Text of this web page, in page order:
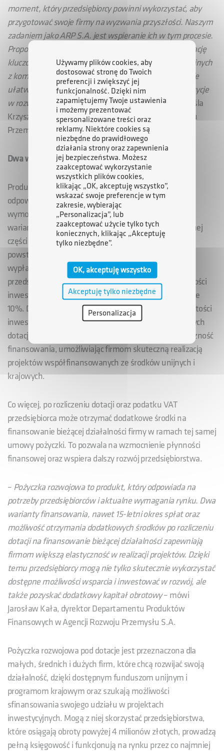
moment, który przedsiębiorcy powinni wykorzystać, aby
przygotować swoje firmy na wyzwania przyszłości. Naszym
zadaniem jako ARP S.A. jest wspieranie ich w tym procesie.
Proponujemy rozwiązanie, które ułatwi firmom realizację
kluczowych dla konkurencyjności projektów inwestycyjnych
z komponentem dotacyjnym. W ten sposób skutecznie
ułatwiamy przedsiębiorstwom różnej wielkości inwestycje
w rozwój oraz adaptację do zmian rynkowych- podkreśla
Krzysztof Telega, Wiceprezes Zarządu Agencji Rozwoju
Przemysłu S.A.
Dwa warianty finansowania dla większej elastyczności
Produkt dostępny jest w dwóch wariantach, które
odpowiadają na różne potrzeby przedsiębiorców oraz
wymogi konkretnych programów wsparcia. Pierwszy
wariant pozwala na sfinansowanie zarówno wymaganej
części własnej, jak i części dotacyjnej. To rozwiązanie
powstało z myślą o projektach, w których dotacja jest
wypłacana po zakończeniu inwestycji. Dzięki temu
przedsiębiorcy mogą sfinansować nawet do 90% wartości
inwestycji brutto, a minimalny wkład własny to jedynie
10%. Drugi wariant zakłada finansowanie do 90% wartości
inwestycji brutto pomniejszone o wysokość otrzymanych
dotacji zaliczkowych. Oba warianty zapewniają elastyczność
finansowania, umożliwiając firmom skuteczną realizacją
projektów współfinansowanych ze środków unijnych i
krajowych.
Co więcej, po rozliczeniu dotacji oraz podatku VAT
przedsiębiorca może otrzymać dodatkowe środki na
finansowanie bieżącej działalności firmy w ramach tej samej
umowy pożyczki. To pozwala na wzmocnienie płynności
finansowej oraz wspiera dalszy rozwój przedsiębiorstwa.
– Pożyczka rozwojowa to produkt, który odpowiada na
potrzeby przedsiębiorców i aktualne wymagania rynku. Dwa
warianty finansowania, nawet 15-letni okres spłat oraz
możliwość otrzymania dodatkowych środków po rozliczeniu
dotacji na finansowanie bieżącej działalności zapewniają
firmom większą elastyczność w realizacji projektów. Dzięki
temu przedsiębiorcy mogą nie tylko skutecznie wykorzystać
dostępne możliwości wsparcia i inwestować w rozwój, ale
także pozyskać dodatkowy kapitał obrotowy– mówi
Jarosław Kała, dyrektor Departamentu Produktów
Finansowych w Agencji Rozwoju Przemysłu S.A.
Pożyczka rozwojowa pod dotacje jest przeznaczona dla
małych, średnich i dużych firm, które chcą rozwijać swoją
działalność, dzięki dostępnym funduszom unijnym i
programom krajowym oraz szukają możliwości
sfinansowania swojego udziału w projektach
inwestycyjnych. Mogą z niej skorzystać przedsiębiorstwa,
które osiągają obroty powyżej 4 milionów złotych, prowadzą
pełną księgowość i funkcjonują na rynku przez co najmniej
Używamy plików cookies, aby
dostosować stronę do Twoich
preferencji i zwiększyć jej
funkcjonalność. Dzięki nim
zapamiętujemy Twoje ustawienia
i możemy prezentować
spersonalizowane treści oraz
reklamy. Niektóre cookies są
niezbędne do prawidłowego
działania strony oraz zapewnienia
jej bezpieczeństwa. Możesz
zaakceptować wykorzystanie
wszystkich plików cookies,
klikając „OK, akceptuję wszystko”,
wskazać swoje preferencje w tym
zakresie, wybierając
„Personalizacja”, lub
zaakceptować użycie tylko tych
koniecznych, klikając „Akceptuję
tylko niezbędne”.
OK, akceptuję wszystko
Akceptuję tylko niezbędne
Personalizacja